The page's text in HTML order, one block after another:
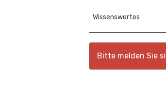
Wissenswertes
Bitte melden Sie